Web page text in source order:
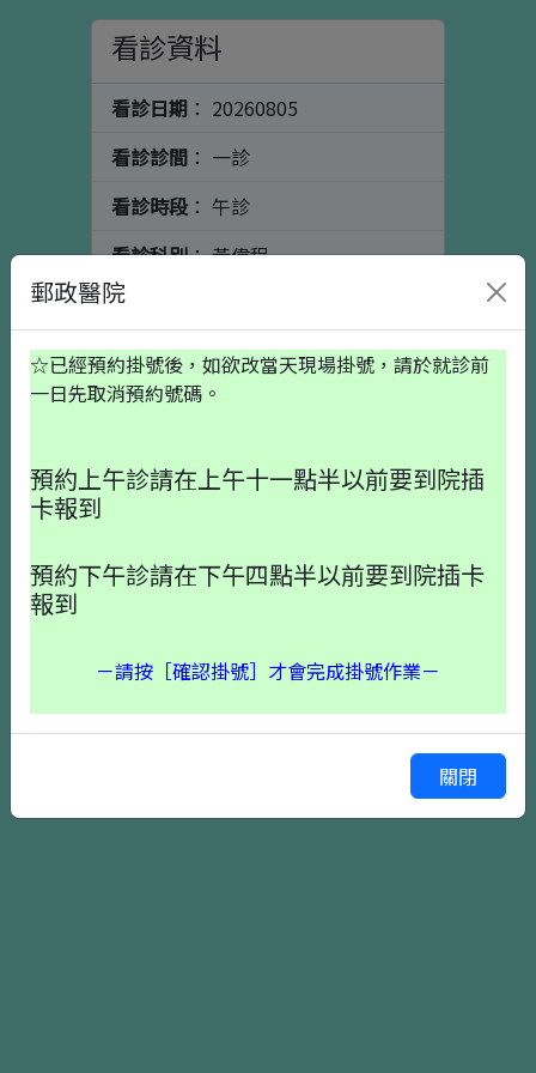
看診資料
看診日期 ： 20260805
看診診間 ： 一診
看診時段 ： 午診
看診科別： 黃偉程
看診醫師
個人資料 初診請按這裡
確認掛號 上一頁
郵政醫院
☆已經預約掛號後，如欲改當天現場掛號，請於就診前
一日先取消預約號碼。
預約上午診請在上午十一點半以前要到院插
卡報到
預約下午診請在下午四點半以前要到院插卡
報到
－請按［確認掛號］才會完成掛號作業－
關閉